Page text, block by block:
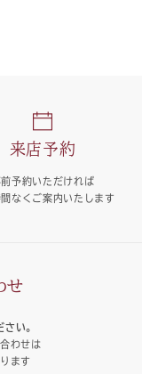
せ
い。
わせは
ます
来店予約
前予約いただければ
なくご案内いたします